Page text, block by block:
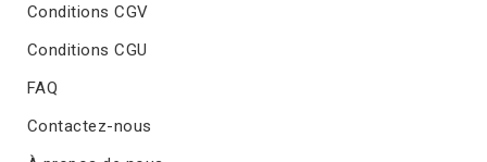
Conditions CGV
Conditions CGU
FAQ
Contactez-nous